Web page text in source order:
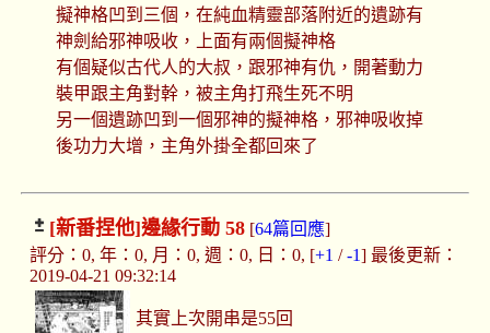
擬神格凹到三個，在純血精靈部落附近的遺跡有
神劍給邪神吸收，上面有兩個擬神格
有個疑似古代人的大叔，跟邪神有仇，開著動力
裝甲跟主角對幹，被主角打飛生死不明
另一個遺跡凹到一個邪神的擬神格，邪神吸收掉
後功力大增，主角外掛全都回來了
[新番捏他]邊緣行動 58[64篇回應]
評分：0, 年：0, 月：0, 週：0, 日：0, [+1 /-1] 最後更新：
2019-04-21 09:32:14
其實上次開串是55回